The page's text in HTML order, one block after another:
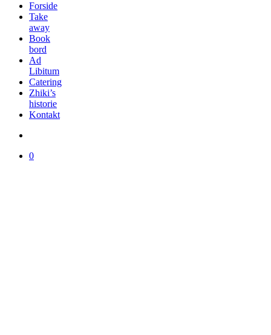
Forside
Take
away
Book
bord
Ad
Libitum
Catering
Zhiki’s
historie
Kontakt
0